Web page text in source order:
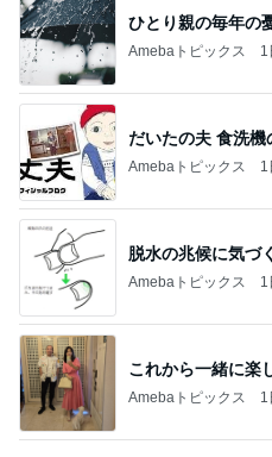
ひとり親の毎年の
Amebaトピックス 1
だいたの夫 食洗
Amebaトピックス 1
脱水の兆候に気づ
Amebaトピックス 1
これから一緒に楽
Amebaトピックス 1